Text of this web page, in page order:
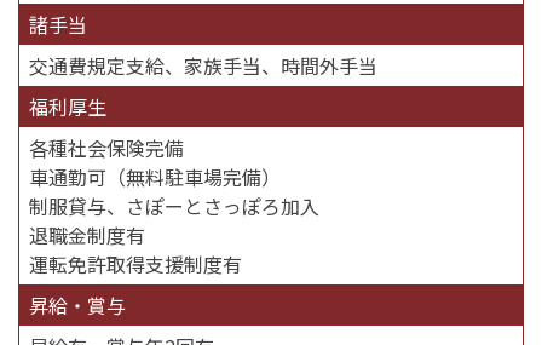
諸手当
交通費規定支給、家族手当、時間外手当
福利厚生
各種社会保険完備
車通勤可（無料駐車場完備）
制服貸与、さぽーとさっぽろ加入
退職金制度有
運転免許取得支援制度有
昇給・賞与